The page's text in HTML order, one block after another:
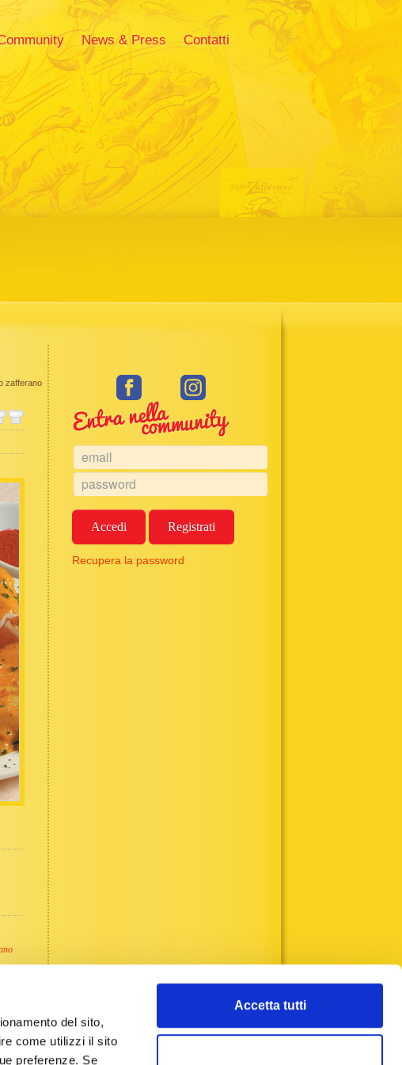
del sito,
come utilizzi il sito
preferenze. Se
Accetta tutti
News & Press Contatti
zafferano
Accedi Registrati
Recupera la password